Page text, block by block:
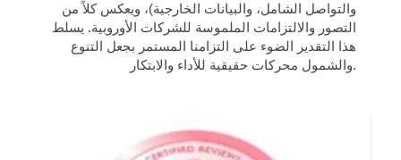
والتواصل الشامل، والبيانات الخارجية)، ويعكس كلاً من
التصور والالتزامات الملموسة للشركات الأوروبية. يسلط
هذا التقدير الضوء على التزامنا المستمر بجعل التنوع
والشمول محركات حقيقية للأداء والابتكار.